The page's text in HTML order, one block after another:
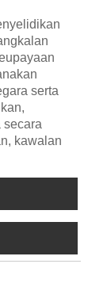
serta
secara
kawalan